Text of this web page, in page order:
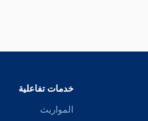
خدمات تفاعلية
المواريث